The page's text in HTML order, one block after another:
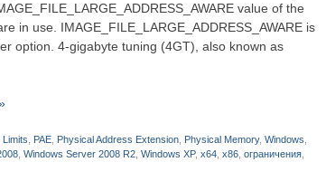
value of the
in use. IMAGE_FILE_LARGE_ADDRESS_AWARE is
option. 4-gigabyte tuning (4GT), also known as
Limits PAE Physical Address Extension Physical Memory, Windows
Windows Server 2008 R2 Windows XP, x64 x86 ограничения